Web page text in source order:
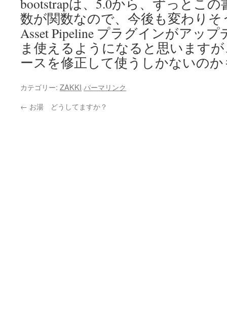
数が関数なので、今後も変わり
Asset Pipeline プラグインがアッ
ま使えるようになると思います
ースを修正して使うしかないの
カテゴリー: ZAKKI パーマリンク
← お湯 どうしてますか？